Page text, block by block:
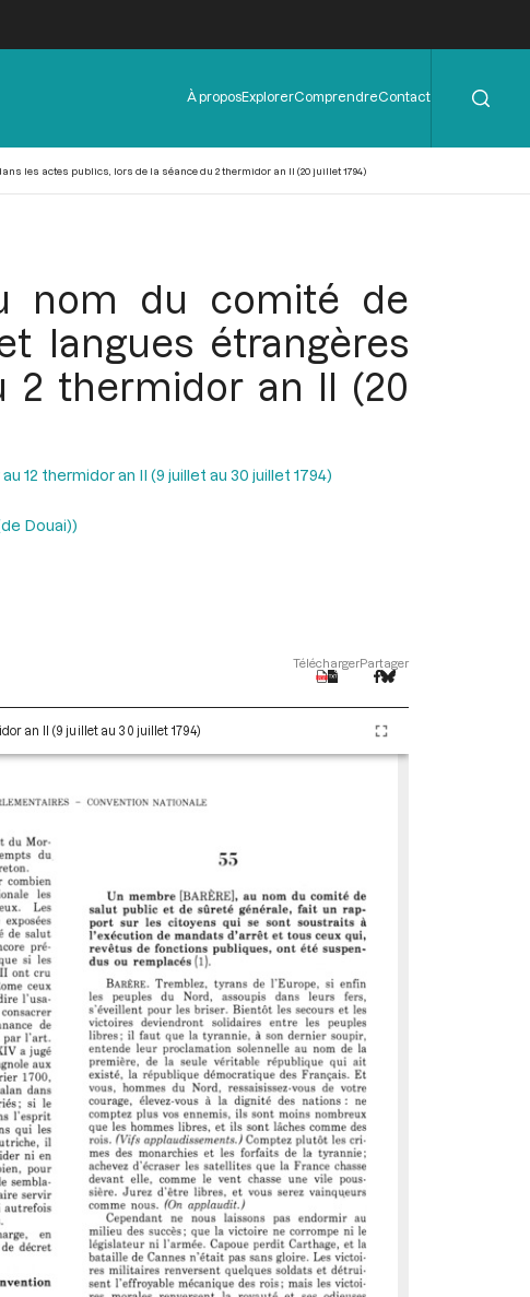
Menu
de
À proposExplorerComprendreContact
les actes publics, lors de la séance du 2 thermidor an II (20 juillet 1794)
nom du comité de
langues étrangères
2 thermidor an II (20
12 thermidor an II (9 juillet au 30 juillet 1794)
Douai))
TéléchargerPartager
an II (9 juillet au 30 juillet 1794)